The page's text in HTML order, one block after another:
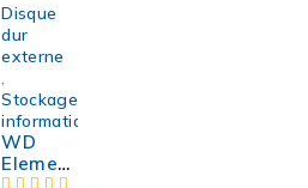
Disque
dur
externe
Stockage
informatique
WD
Elemen